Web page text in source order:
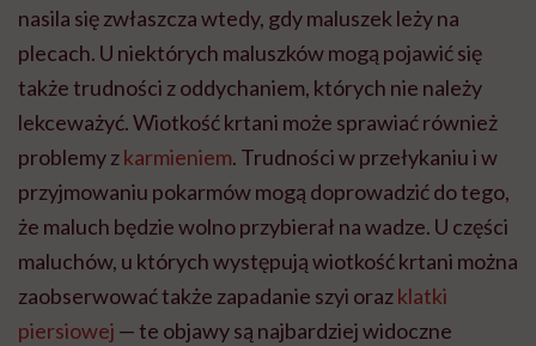
nasila się zwłaszcza wtedy, gdy maluszek leży na
plecach. U niektórych maluszków mogą pojawić się
także trudności z oddychaniem, których nie należy
lekceważyć. Wiotkość krtani może sprawiać również
problemy zkarmieniem. Trudności w przełykaniu i w
przyjmowaniu pokarmów mogą doprowadzić do tego,
że maluch będzie wolno przybierał na wadze. U części
maluchów, u których występują wiotkość krtani można
zaobserwować także zapadanie szyi orazklatki
piersiowej — te objawy są najbardziej widoczne